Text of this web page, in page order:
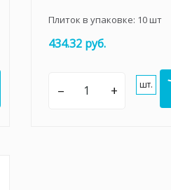
Плиток в упаковке: 10шт
434.32 руб.
– + шт.